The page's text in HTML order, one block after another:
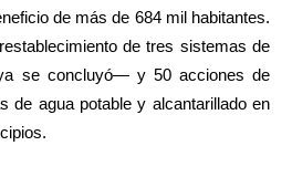
de más de 684 mil habitantes.
de tres sistemas de
se concluyó— y 50 acciones de
de agua potable y alcantarillado en